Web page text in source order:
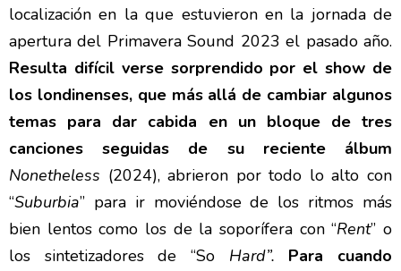
localización en la que estuvieron en la jornada de
apertura del Primavera Sound 2023 el pasado año.
Resulta difícil verse sorprendido por el show de
los londinenses, que más allá de cambiar algunos
temas para dar cabida en un bloque de tres
canciones seguidas de su reciente álbum
Nonetheless (2024), abrieron por todo lo alto con
“Suburbia” para ir moviéndose de los ritmos más
bien lentos como los de la soporífera con “Rent” o
los sintetizadores de “So Hard”.
Para cuando